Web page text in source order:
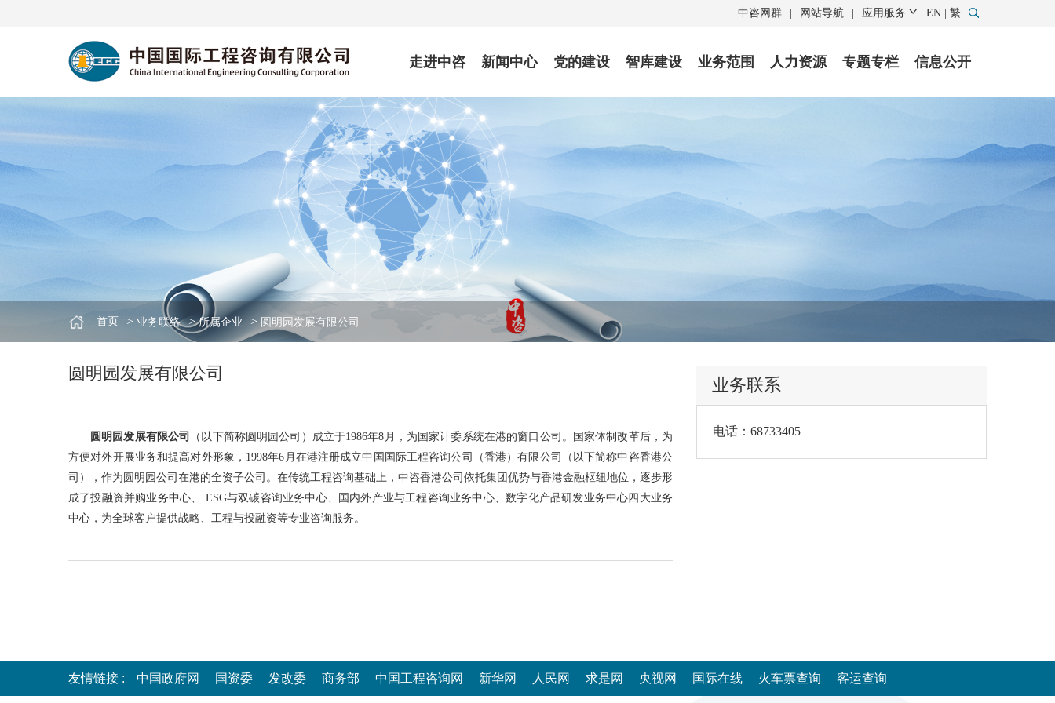
中咨网群 网站导航 应用服务 EN 繁
走进中咨 新闻中心 党的建设 智库建设 业务范围 人力资源 专题专栏 信息公开
首页 > 业务联络 >所属企业 > 圆明园发展有限公司
圆明园发展有限公司
圆明园发展有限公司
（以下简称圆明园公司）成立于1986年8月，为国家计委系统在港的窗口公司。国家体制改革后，为
方便对外开展业务和提高对外形象，1998年6月在港注册成立中国国际工程咨询公司（香港）有限公司（以下简称中咨香港公
司），作为圆明园公司在港的全资子公司。在传统工程咨询基础上，中咨香港公司依托集团优势与香港金融枢纽地位，逐步形
成了投融资并购业务中心、 ESG与双碳咨询业务中心、国内外产业与工程咨询业务中心、数字化产品研发业务中心四大业务
中心，为全球客户提供战略、工程与投融资等专业咨询服务。
业务联系
电话：68733405